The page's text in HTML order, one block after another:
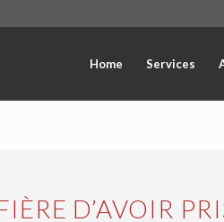
Home Services
D’AVOIR